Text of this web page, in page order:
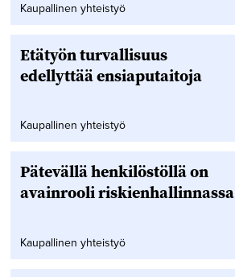
Kaupallinen yhteistyö
Etätyön turvallisuus
edellyttää ensiaputaitoja
Kaupallinen yhteistyö
Pätevällä henkilöstöllä on
avainrooli riskienhallinnassa
Kaupallinen yhteistyö